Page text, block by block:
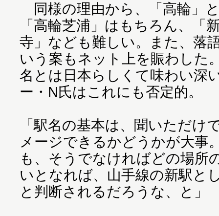
同様の理由から、「高輪」
「高輪芝浦」はもちろん、「
寺」なども難しい。また、落
いう案もネット上を賑わした
名とは日本らしくて味わい深
ー・N氏はこれにも否定的。
「駅名の基本は、聞いただけ
メージできるかどうかが大事
も、そうでなければどの場所
いとなれば、山手線の新駅と
と判断されるだろうな、と」